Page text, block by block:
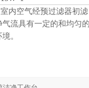
空气经预过滤器初
流具有一定的和均匀
。